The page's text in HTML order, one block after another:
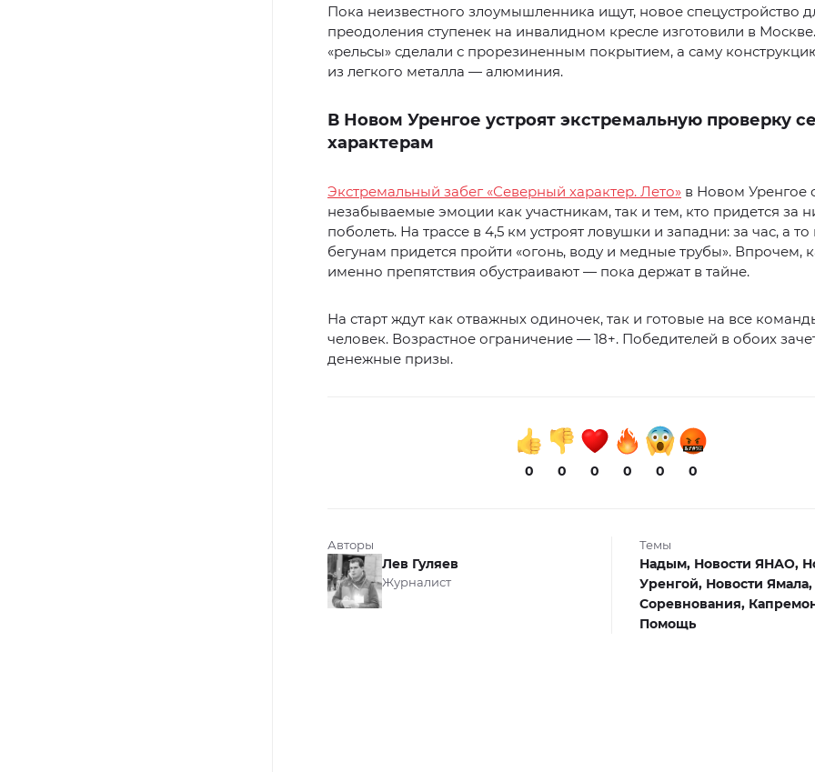
Пока неизвестного злоумышленника ищут, новое спецустройство
преодоления ступенек на инвалидном кресле изготовили в
«рельсы» сделали с прорезиненным покрытием, а саму
из легкого металла — алюминия.
В Новом Уренгое устроят экстремальную проверку
характерам
Экстремальный забег «Северный характер. Лето» в Новом Уренгое
незабываемые эмоции как участникам, так и тем, кто придется за
поболеть. На трассе в 4,5 км устроят ловушки и западни: за час, а
бегунам придется пройти «огонь, воду и медные трубы». Впрочем,
именно препятствия обустраивают — пока держат в тайне.
На старт ждут как отважных одиночек, так и готовые на все
человек. Возрастное ограничение — 18+. Победителей в обоих
денежные призы.
0 0 0 0 0 0
Авторы
Лев Гуляев
Журналист
Темы
Надым, Новости ЯНАО,
Уренгой, Новости Ямала,
Соревнования,
Помощь